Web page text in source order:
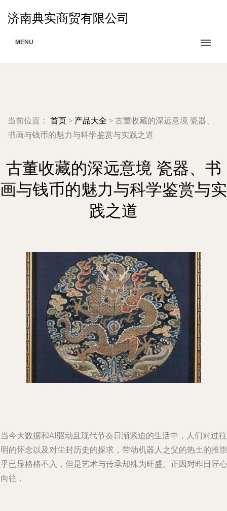
济南典实商贸有限公司
MENU
当前位置： 首页 > 产品大全 > 古董收藏的深远意境 瓷器、
书画与钱币的魅力与科学鉴赏与实践之道
古董收藏的深远意境 瓷器、书
画与钱币的魅力与科学鉴赏与实
践之道
今大数据和AI驱动且现代节奏日渐紧迫的生活中，人们对过往
的怀念以及对尘封历史的探求，带动机器人之父的热土的推崇
已显格格不入，但是艺术与传承却殊为旺盛。正因对昨日匠心
往，